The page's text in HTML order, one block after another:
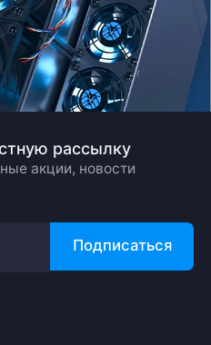
рассылку
акции, новости
Подписаться